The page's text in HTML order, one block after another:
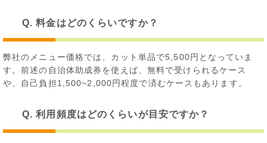
Q. 料金はどのくらいですか？
弊社のメニュー価格では、カット単品で5,500円となっていま
す。前述の自治体助成券を使えば、無料で受けられるケース
や、自己負担1,500~2,000円程度で済むケースもあります。
Q. 利用頻度はどのくらいが目安ですか？